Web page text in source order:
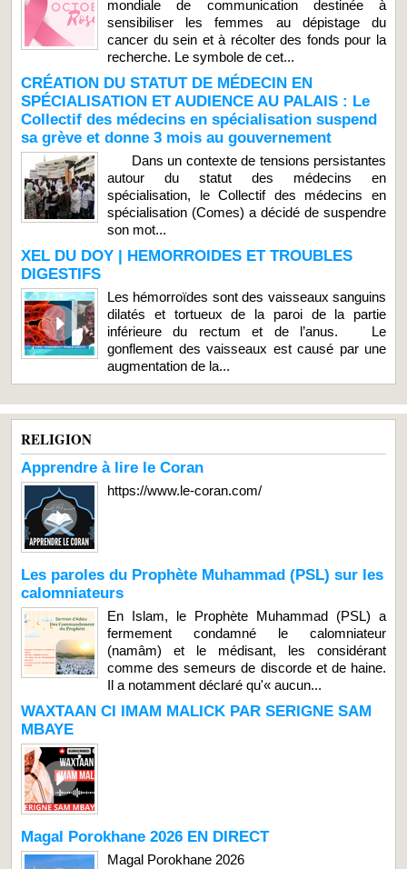
mondiale de communication destinée à
sensibiliser les femmes au dépistage du
cancer du sein et à récolter des fonds pour la
recherche. Le symbole de cet...
CRÉATION DU STATUT DE MÉDECIN EN
SPÉCIALISATION ET AUDIENCE AU PALAIS : Le
Collectif des médecins en spécialisation suspend
sa grève et donne 3 mois au gouvernement
Dans un contexte de tensions persistantes
autour du statut des médecins en
spécialisation, le Collectif des médecins en
spécialisation (Comes) a décidé de suspendre
son mot...
XEL DU DOY | HEMORROIDES ET TROUBLES
DIGESTIFS
Les hémorroïdes sont des vaisseaux sanguins
dilatés et tortueux de la paroi de la partie
inférieure du rectum et de l’anus. Le
gonflement des vaisseaux est causé par une
augmentation de la...
RELIGION
Apprendre à lire le Coran
https://www.le-coran.com/
Les paroles du Prophète Muhammad (PSL) sur les
calomniateurs
En Islam, le Prophète Muhammad (PSL) a
fermement condamné le calomniateur
(namâm) et le médisant, les considérant
comme des semeurs de discorde et de haine.
Il a notamment déclaré qu'« aucun...
WAXTAAN CI IMAM MALICK PAR SERIGNE SAM
MBAYE
Magal Porokhane 2026 EN DIRECT
Magal Porokhane 2026